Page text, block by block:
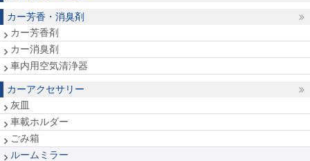
カー芳香・消臭剤
カー芳香剤
カー消臭剤
車内用空気清浄器
カーアクセサリー
灰皿
車載ホルダー
ごみ箱
ルームミラー